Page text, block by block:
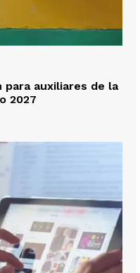
para auxiliares de la
2027